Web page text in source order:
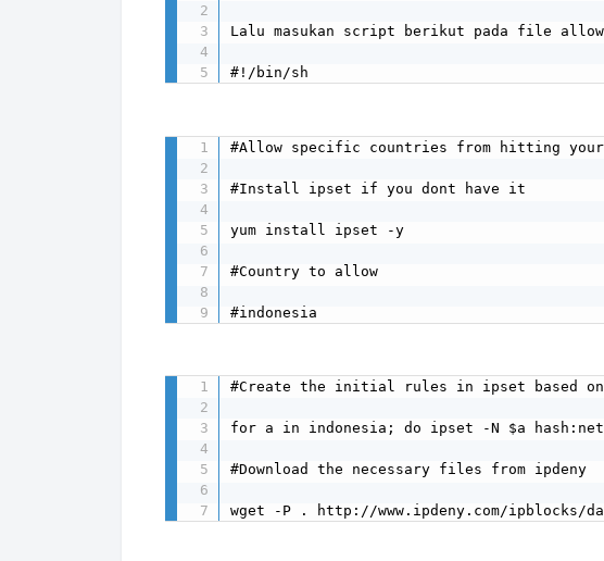
Lalu masukan script berikut pada file
#!/bin/sh
#Allow specific countries from hitting your
#Install ipset if you dont have it
yum install ipset -y
#Country to allow
#indonesia
#Create the initial rules in ipset based
for a in indonesia; do ipset -N $a
#Download the necessary files from ipdeny
wget -P . http://www.ipdeny.com/ipblocks/